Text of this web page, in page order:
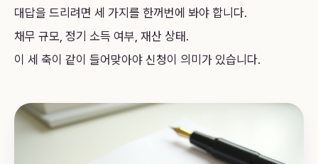
대답을 드리려면 세 가지를 한꺼번에 봐야 합니다.
채무 규모, 정기 소득 여부, 재산 상태.
이 세 축이 같이 들어맞아야 신청이 의미가 있습니다.